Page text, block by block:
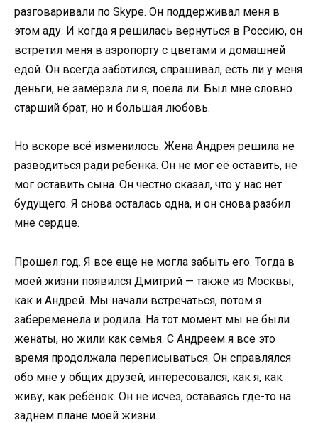
разговаривали по Skype. Он поддерживал меня в
этом аду. И когда я решилась вернуться в Россию, он
встретил меня в аэропорту с цветами и домашней
едой. Он всегда заботился, спрашивал, есть ли у меня
деньги, не замёрзла ли я, поела ли. Был мне словно
старший брат, но и большая любовь.
Но вскоре всё изменилось. Жена Андрея решила не
разводиться ради ребенка. Он не мог её оставить, не
мог оставить сына. Он честно сказал, что у нас нет
будущего. Я снова осталась одна, и он снова разбил
мне сердце.
Прошел год. Я все еще не могла забыть его. Тогда в
моей жизни появился Дмитрий — также из Москвы,
как и Андрей. Мы начали встречаться, потом я
забеременела и родила. На тот момент мы не были
женаты, но жили как семья. С Андреем я все это
время продолжала переписываться. Он справлялся
обо мне у общих друзей, интересовался, как я, как
живу, как ребёнок. Он не исчез, оставаясь где-то на
заднем плане моей жизни.